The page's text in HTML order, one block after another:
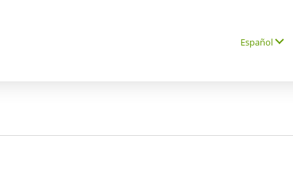
Español